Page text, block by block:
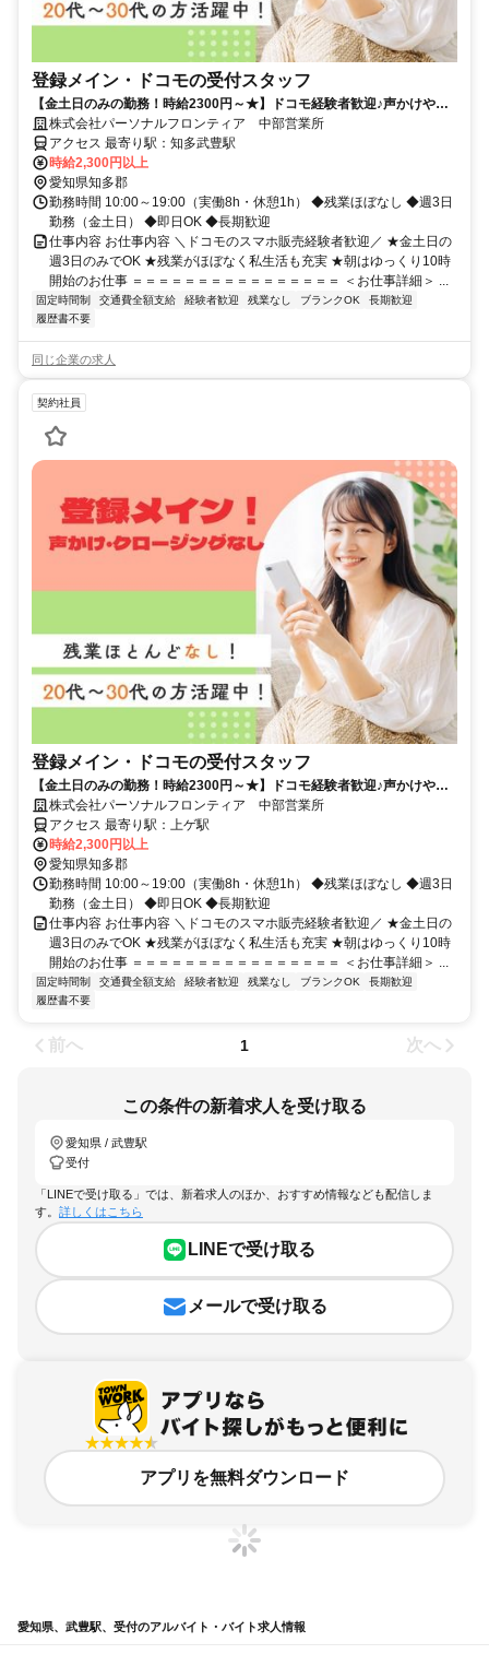
登録メイン・ドコモの受付スタッフ
【金土日のみの勤務！時給2300円～★】ドコモ経験者歓迎♪声かけやク
ロージングはナシ！
株式会社パーソナルフロンティア 中部営業所
アクセス 最寄り駅：知多武豊駅
時給2,300円以上
愛知県知多郡
勤務時間 10:00～19:00（実働8h・休憩1h） ◆残業ほぼなし ◆週3日
勤務（金土日） ◆即日OK ◆長期歓迎
仕事内容 お仕事内容 ＼ドコモのスマホ販売経験者歓迎／ ★金土日の
週3日のみでOK ★残業がほぼなく私生活も充実 ★朝はゆっくり10時
開始のお仕事 ＝＝＝＝＝＝＝＝＝＝＝＝＝＝＝＝ ＜お仕事詳細＞ ...
固定時間制 交通費全額支給 経験者歓迎 残業なし ブランクOK
長期歓迎
履歴書不要
同じ企業の求人
契約社員
登録メイン・ドコモの受付スタッフ
【金土日のみの勤務！時給2300円～★】ドコモ経験者歓迎♪声かけやク
ロージングはナシ！
株式会社パーソナルフロンティア 中部営業所
アクセス 最寄り駅：上ゲ駅
時給2,300円以上
愛知県知多郡
勤務時間 10:00～19:00（実働8h・休憩1h） ◆残業ほぼなし ◆週3日
勤務（金土日） ◆即日OK ◆長期歓迎
仕事内容 お仕事内容 ＼ドコモのスマホ販売経験者歓迎／ ★金土日の
週3日のみでOK ★残業がほぼなく私生活も充実 ★朝はゆっくり10時
開始のお仕事 ＝＝＝＝＝＝＝＝＝＝＝＝＝＝＝＝ ＜お仕事詳細＞ ...
固定時間制 交通費全額支給 経験者歓迎 残業なし ブランクOK
長期歓迎
履歴書不要
前へ 1 次へ
この条件の新着求人を受け取る
愛知県 / 武豊駅
受付
「LINEで受け取る」では、新着求人のほか、おすすめ情報なども配信しま
す。 詳しくはこちら
LINEで受け取る
メールで受け取る
アプリを無料ダウンロード
愛知県、武豊駅、受付のアルバイト・バイト求人情報